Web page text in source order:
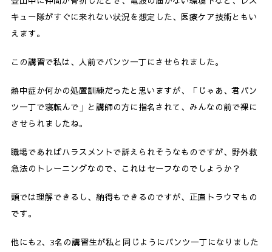
キュー隊がすぐに来れない状況を想定した、医療ケア技術ともい
えます。
この講習で私は、人前でパンツ一丁にさせられました。
熱中症か何かの処置訓練だったと思いますが、「じゃあ、君パン
ツ一丁で寝転んで」と講師の方に指名されて、みんなの前で裸に
させられましたね。
職場であればハラスメントで訴えられそうなものですが、野外救
急法のトレーニングなので、これはセーフなのでしょうか？
頭では理解できるし、納得もできるのですが、正直トラウマもの
です。
他にも2、3名の講習生が私と同じようにパンツ一丁になりました